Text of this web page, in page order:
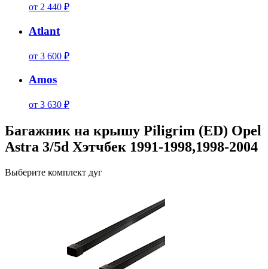
от 2 440 ₽
Atlant
от 3 600 ₽
Amos
от 3 630 ₽
Багажник на крышу Piligrim (ED) Opel
Astra 3/5d Хэтчбек 1991-1998,1998-2004
Выберите комплект дуг